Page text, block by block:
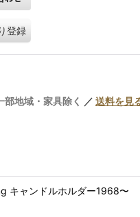
登録
部地域・家具除く ／ 送料を見
キャンドルホルダー1968〜